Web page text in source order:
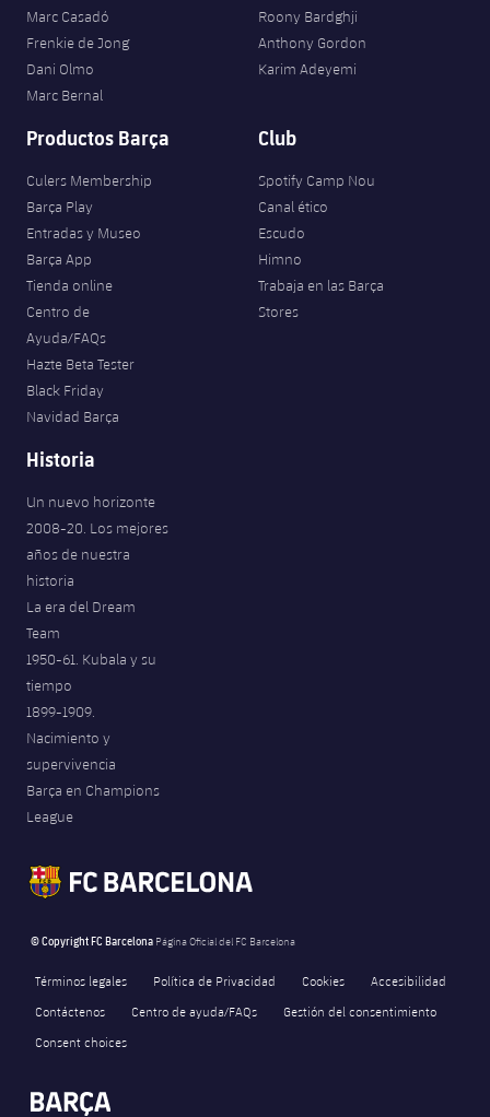
Marc Casadó
Frenkie de Jong
Dani Olmo
Marc Bernal
Roony Bardghji
Anthony Gordon
Karim Adeyemi
Productos Barça
Culers Membership
Barça Play
Entradas y Museo
Barça App
Tienda online
Centro de
Ayuda/FAQs
Hazte Beta Tester
Black Friday
Navidad Barça
Club
Spotify Camp Nou
Canal ético
Escudo
Himno
Trabaja en las Barça
Stores
Historia
Un nuevo horizonte
2008-20. Los mejores
años de nuestra
historia
La era del Dream
Team
1950-61. Kubala y su
tiempo
1899-1909.
Nacimiento y
supervivencia
Barça en Champions
League
© Copyright FC Barcelona Página Oficial del FC Barcelona
Términos legales Política de Privacidad Cookies
Accesibilidad
Contáctenos
Centro de ayuda/FAQs
Gestión del consentimiento
Consent choices